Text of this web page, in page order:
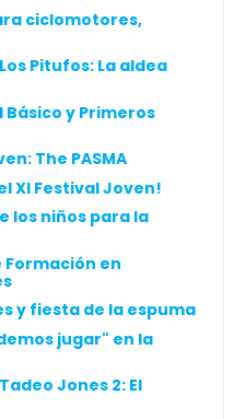
ciclomotores,
Pitufos: La aldea
y Primeros
The PASMA
XI Festival Joven!
los niños para la
en
y fiesta de la espuma
jugar" en la
Jones 2: El